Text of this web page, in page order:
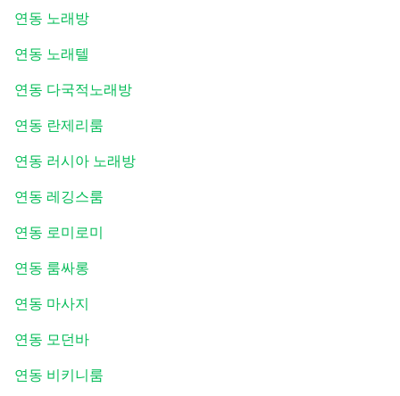
연동 노래방
연동 노래텔
연동 다국적노래방
연동 란제리룸
연동 러시아 노래방
연동 레깅스룸
연동 로미로미
연동 룸싸롱
연동 마사지
연동 모던바
연동 비키니룸